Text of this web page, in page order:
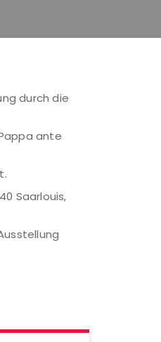
durch die
ante
Saarlouis,